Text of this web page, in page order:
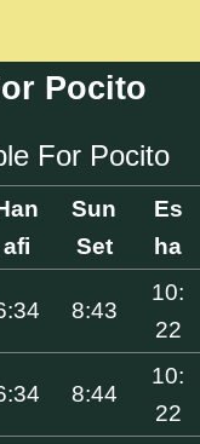
Pocito
For Pocito
afi
Sun
Set
Es
ha
8:43
10:
22
8:44
10:
22